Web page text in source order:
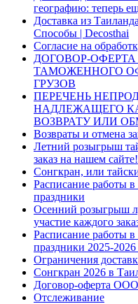
географию: теперь
Доставка из
Способы | Decosthai
Согласие на
ДОГОВОР-
ТАМОЖЕННОГО
ГРУЗОВ
ПЕРЕЧЕНЬ
НАДЛЕЖАЩЕГО
ВОЗВРАТУ ИЛИ
Возвраты и отмена
Летний розыгрыш
заказ на нашем сайте!
Сонгкран, или
Расписание работы
праздники
Осенний розыгрыш
участие каждого
Расписание работы
праздники 2025-2026
Ограничения
Сонгкран 2026 в
Договор-оферта
Отслеживание